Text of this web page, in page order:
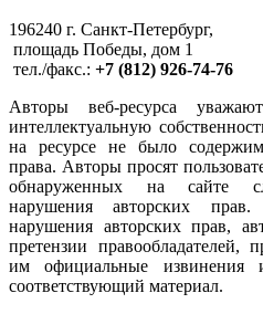
196240 г. Санкт-Петербург,
площадь Победы, дом 1
тел./факс.: +7 (812) 926-74-76
Авторы веб-ресурса
интеллектуальную
на ресурсе не было
права. Авторы просят
обнаруженных на сайте
нарушения авторских
нарушения авторских прав,
претензии правообладателей,
им официальные извинения
соответствующий материал.